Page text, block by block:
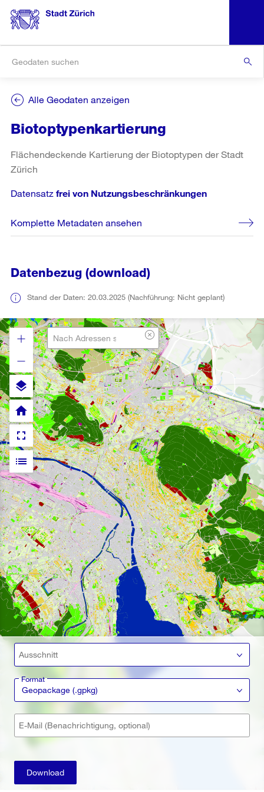
Alle Geodaten anzeigen
Biotoptypenkartierung
Flächendeckende Kartierung der Biotoptypen der Stadt
Zürich
Datensatz frei von Nutzungsbeschränkungen
Komplette Metadaten ansehen
Datenbezug (download)
Stand der Daten: 20.03.2025 (Nachführung: Nicht geplant)
layers
fullscreen
home
list
Ausschnitt
Format
Geopackage (.gpkg)
E-Mail (Benachrichtigung, optional)
Download